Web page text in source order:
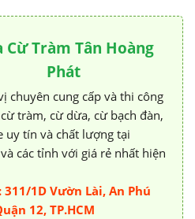
Cừ Tràm Tân Hoàng
Phát
chuyên cung cấp và thi công
tràm, cừ dừa, cừ bạch đàn,
uy tín và chất lượng tại
các tỉnh với giá rẻ nhất hiện
1D Vườn Lài, An Phú
12, TP.HCM